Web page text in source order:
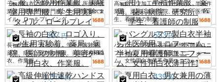
子供用白衣、男の子用作業服、医師用作
業服、実験室用専門服、学生用実験スタ
イル、ロールプレイング。
高級防シワ加工白衣（男性用）、半袖作
業服、薬局、歯科病院、研究所、医学
生、看護師の制服
307 円
長袖の白衣、ロゴ入り、学生用実験着、
薬局、病院、医師の制服、美容外科用白
衣、作業服。
553 円
バングルフア製白衣半袖男性医師用ユニ
フォーム、半袖夏用看護師ユニフォー
ム、女性用白衣薄手作業ユニフォーム
1,374 円 439 円